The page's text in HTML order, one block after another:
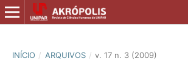
INÍCIO / ARQUIVOS / v. 17 n. 3 (2009)